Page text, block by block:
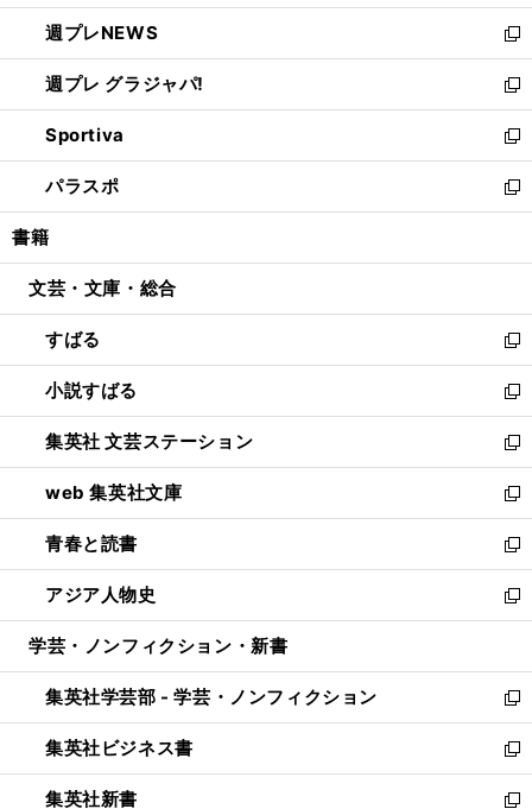
開
く
ウ
で
開
く
ン
ド
ウ
で
開
く
し
い
ウ
ィ
ン
ド
ウ
で
開
週プレNEWS
新
し
い
ウ
ィ
ン
ド
ウ
開
週プレ グラジャパ!
新
し
い
ウ
ィ
ン
ウ
開
く
Sportiva
新
し
い
ウ
ン
ウ
で
開
く
パラスポ
新
し
ウ
ン
ド
ウ
で
開
く
書籍
文芸・文庫・総合
すばる
新
し
い
ウ
ィ
ン
ド
ウ
で
開
く
小説すばる
新
し
い
ウ
ィ
ン
ド
ウ
で
開
集英社 文芸ステーション
新
し
い
ウ
ィ
ン
ド
ウ
開
く
web 集英社文庫
新
し
い
ウ
ィ
ン
ウ
で
開
く
青春と読書
新
し
い
ウ
ン
ド
ウ
で
開
く
アジア人物史
新
し
ウ
ィ
ン
ド
ウ
で
学芸・ノンフィクション・新書
集英社学芸部 - 学芸・ノンフィクション
新
し
い
ウ
ィ
集英社ビジネス書
新
し
い
集英社新書
新